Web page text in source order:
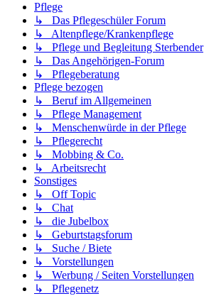
Pflege
↳ Das Pflegeschüler Forum
↳ Altenpflege/Krankenpflege
↳ Pflege und Begleitung Sterbender
↳ Das Angehörigen-Forum
↳ Pflegeberatung
Pflege bezogen
↳ Beruf im Allgemeinen
↳ Pflege Management
↳ Menschenwürde in der Pflege
↳ Pflegerecht
↳ Mobbing & Co.
↳ Arbeitsrecht
Sonstiges
↳ Off Topic
↳ Chat
↳ die Jubelbox
↳ Geburtstagsforum
↳ Suche / Biete
↳ Vorstellungen
↳ Werbung / Seiten Vorstellungen
↳ Pflegenetz